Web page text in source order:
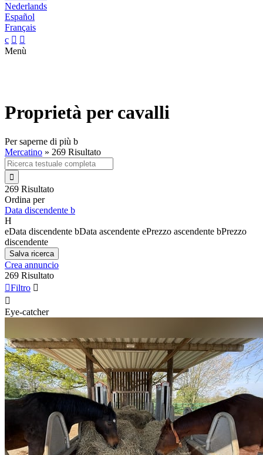
Nederlands
Español
Français
c  
Menù
Proprietà per cavalli
Per saperne di più b
Mercatino » 269 Risultato

269 Risultato
Ordina per
Data discendente b
H
eData discendente bData ascendente ePrezzo ascendente bPrezzo
discendente
Salva ricerca
Crea annuncio
269 Risultato
Filtro 

Eye-catcher